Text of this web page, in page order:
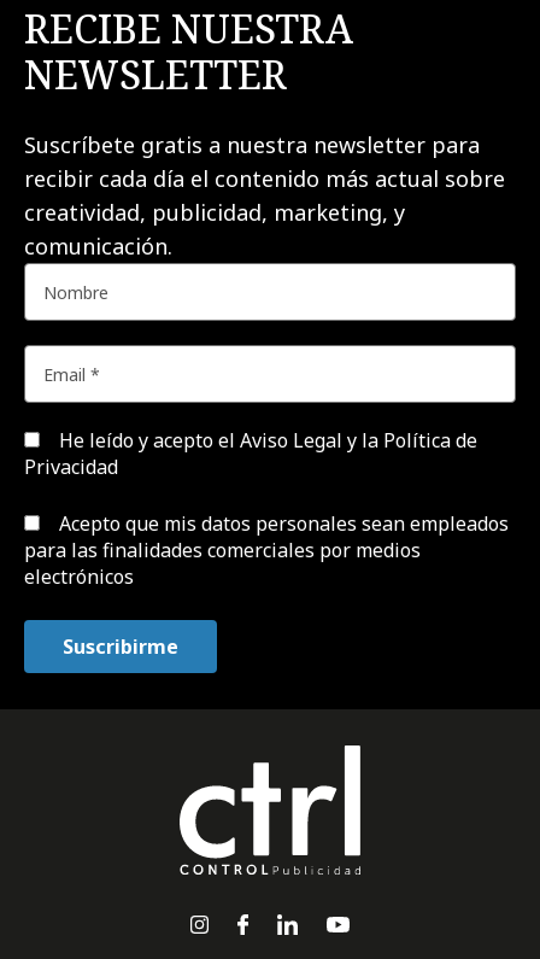
RECIBE NUESTRA
NEWSLETTER
Suscríbete gratis a nuestra newsletter para
recibir cada día el contenido más actual sobre
creatividad, publicidad, marketing, y
comunicación.
He leído y acepto el Aviso Legal y la Política de
Privacidad
Acepto que mis datos personales sean empleados
para las finalidades comerciales por medios
electrónicos